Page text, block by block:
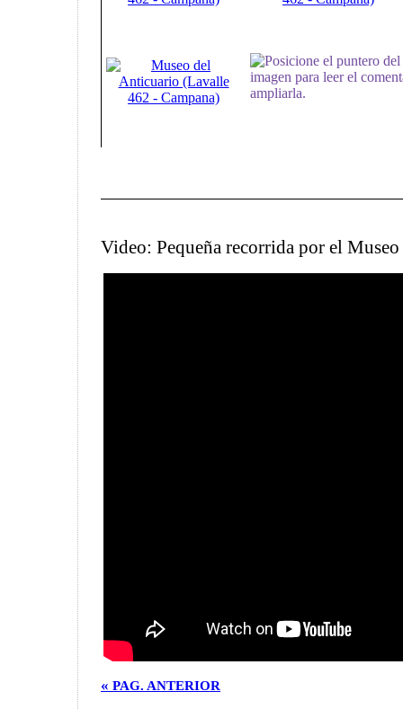
Posicione el puntero
imagen para leer el
ampliarla.
Video: Pequeña recorrida por el Museo
« PAG. ANTERIOR